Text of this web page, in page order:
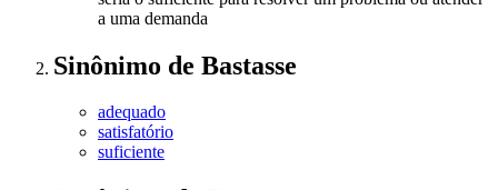
a uma demanda
Sinônimo de Bastasse
adequado
satisfatório
suficiente